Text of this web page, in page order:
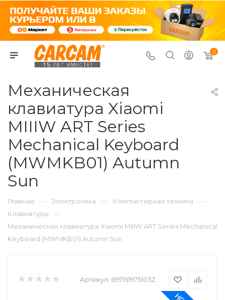
0
Механическая
клавиатура Xiaomi
MIIIW ART Series
Mechanical Keyboard
(MWMKB01) Autumn
Sun
Главная — Электроника — Компьютерная техника —
Клавиатуры —
Механическая клавиатура Xiaomi MIIIW ART Series Mechanical
Keyboard (MWMKB01) Autumn Sun
Артикул: 6971519751032